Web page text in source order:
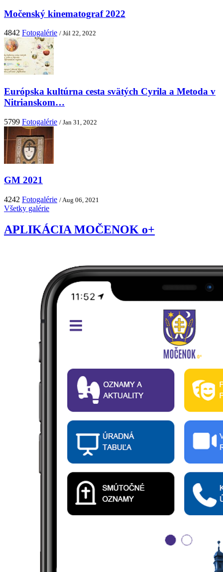
Močenský kinematograf 2022
4842 Fotogalérie / Júl 22, 2022
Európska kultúrna cesta svätých Cyrila a Metoda v
Nitrianskom…
5799 Fotogalérie / Jan 31, 2022
GM 2021
4242 Fotogalérie / Aug 06, 2021
Všetky galérie
APLIKÁCIA MOČENOK o+